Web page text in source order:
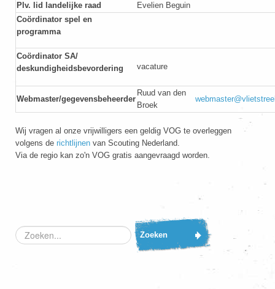
Plv. lid landelijke raad
Evelien Beguin
Coördinator spel en
programma
Coördinator SA/
deskundigheidsbevordering
vacature
Webmaster/gegevensbeheerder
Ruud van den
Broek
Wij vragen al onze vrijwilligers een geldig VOG te overleggen
volgens de richtlijnen van Scouting Nederland.
Via de regio kan zo'n VOG gratis aangevraagd worden.
Zoeken